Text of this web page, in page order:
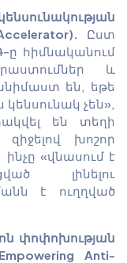
Ըստ
ը հիմնականում
և
են, եթե
չեն»,
են տեղի
խոշոր
«վնասում է
լինելու
է ուղղված
փոփոխության
Anti-